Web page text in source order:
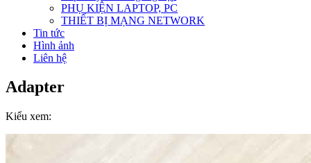
PHỤ KIỆN LAPTOP, PC
THIẾT BỊ MẠNG NETWORK
Tin tức
Hình ảnh
Liên hệ
Adapter
Kiểu xem: